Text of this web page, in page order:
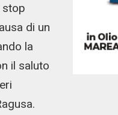
stop
di un
la
il saluto